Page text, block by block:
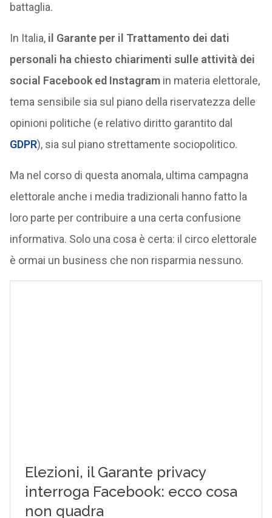
battaglia.
In Italia,il Garante per il Trattamento dei dati
personali ha chiesto chiarimenti sulle attività dei
social Facebook ed Instagramin materia elettorale,
tema sensibile sia sul piano della riservatezza delle
opinioni politiche (e relativo diritto garantito dal
GDPR), sia sul piano strettamente sociopolitico.
Ma nel corso di questa anomala, ultima campagna
elettorale anche i media tradizionali hanno fatto la
loro parte per contribuire a una certa confusione
informativa. Solo una cosa è certa: il circo elettorale
è ormai un business che non risparmia nessuno.